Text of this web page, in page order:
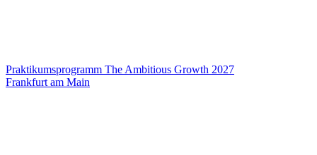
Praktikumsprogramm The Ambitious Growth 2027
Frankfurt am Main